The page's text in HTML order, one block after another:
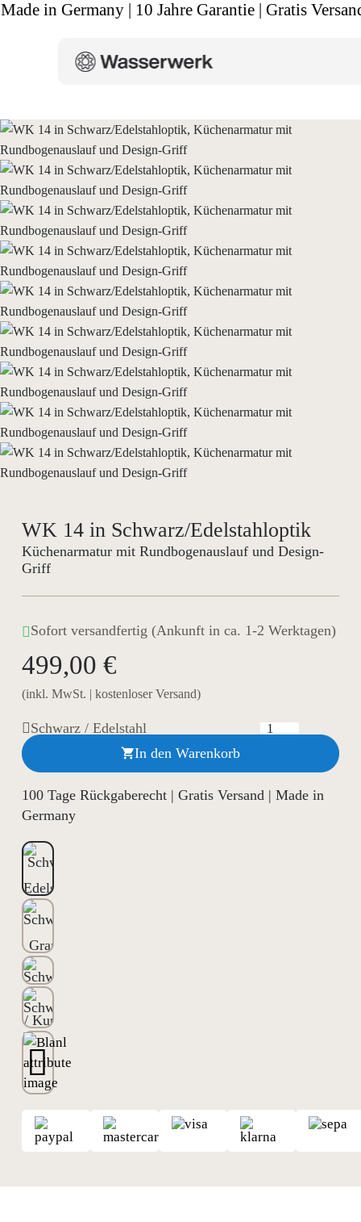
Made in Germany | 10 Jahre Garantie | Gratis
WK 14 in Schwarz/Edelstahloptik
Küchenarmatur mit Rundbogenauslauf und Design-
Griff
Sofort versandfertig (Ankunft in ca. 1-2 Werktagen)
499,00 €
(inkl. MwSt. | kostenloser Versand)
Schwarz / Edelstahl
In den Warenkorb
100 Tage Rückgaberecht | Gratis Versand | Made in
Germany